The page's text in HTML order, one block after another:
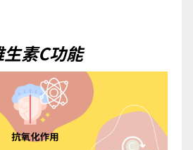
生素C功能